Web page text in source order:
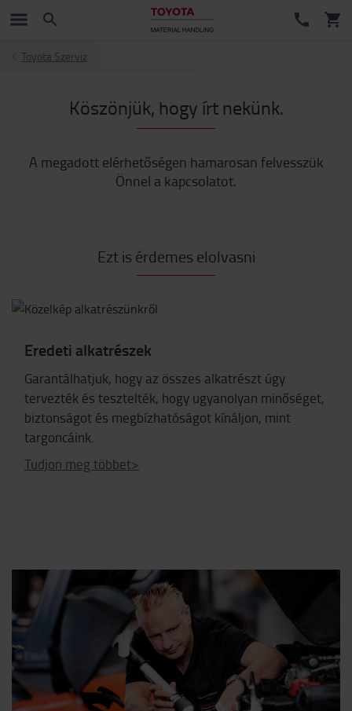
Toyota Szerviz
Köszönjük, hogy írt nekünk.
A megadott elérhetőségen hamarosan felvesszük
Önnel a kapcsolatot.
Ezt is érdemes elolvasni
Eredeti alkatrészek
Garantálhatjuk, hogy az összes alkatrészt úgy
tervezték és tesztelték, hogy ugyanolyan minőséget,
biztonságot és megbízhatóságot kínáljon, mint
targoncáink.
Tudjon meg többet>